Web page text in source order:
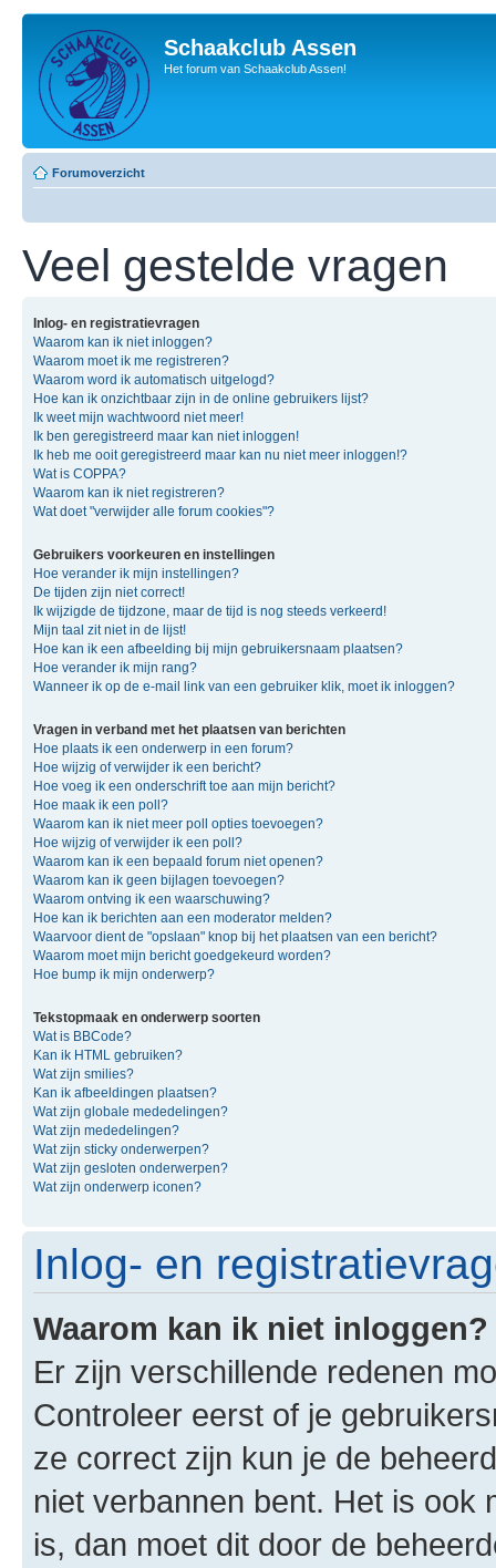
Schaakclub Assen
Het forum van Schaakclub Assen!
Forumoverzicht
Veel gestelde vragen
Inlog- en registratievragen
Waarom kan ik niet inloggen?
Waarom moet ik me registreren?
Waarom word ik automatisch uitgelogd?
Hoe kan ik onzichtbaar zijn in de online gebruikers lijst?
Ik weet mijn wachtwoord niet meer!
Ik ben geregistreerd maar kan niet inloggen!
Ik heb me ooit geregistreerd maar kan nu niet meer inloggen!?
Wat is COPPA?
Waarom kan ik niet registreren?
Wat doet "verwijder alle forum cookies"?
Gebruikers voorkeuren en instellingen
Hoe verander ik mijn instellingen?
De tijden zijn niet correct!
Ik wijzigde de tijdzone, maar de tijd is nog steeds verkeerd!
Mijn taal zit niet in de lijst!
Hoe kan ik een afbeelding bij mijn gebruikersnaam plaatsen?
Hoe verander ik mijn rang?
Wanneer ik op de e-mail link van een gebruiker klik, moet ik inloggen?
Vragen in verband met het plaatsen van berichten
Hoe plaats ik een onderwerp in een forum?
Hoe wijzig of verwijder ik een bericht?
Hoe voeg ik een onderschrift toe aan mijn bericht?
Hoe maak ik een poll?
Waarom kan ik niet meer poll opties toevoegen?
Hoe wijzig of verwijder ik een poll?
Waarom kan ik een bepaald forum niet openen?
Waarom kan ik geen bijlagen toevoegen?
Waarom ontving ik een waarschuwing?
Hoe kan ik berichten aan een moderator melden?
Waarvoor dient de "opslaan" knop bij het plaatsen van een bericht?
Waarom moet mijn bericht goedgekeurd worden?
Hoe bump ik mijn onderwerp?
Tekstopmaak en onderwerp soorten
Wat is BBCode?
Kan ik HTML gebruiken?
Wat zijn smilies?
Kan ik afbeeldingen plaatsen?
Wat zijn globale mededelingen?
Wat zijn mededelingen?
Wat zijn sticky onderwerpen?
Wat zijn gesloten onderwerpen?
Wat zijn onderwerp iconen?
Inlog- en
Waarom kan ik niet inloggen?
Er zijn verschillende redenen
Controleer eerst of je
ze correct zijn kun je de
niet verbannen bent. Het is ook
is, dan moet dit door de